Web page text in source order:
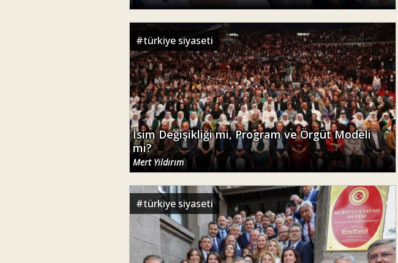
#türkiye siyaseti
İsim Değişikliği mi, Program ve Örgüt Modeli
mi?
Mert Yıldırım
#türkiye siyaseti